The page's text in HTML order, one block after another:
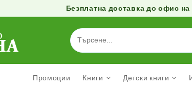
Безплатна доставка до офис
Промоции Книги Детски книги